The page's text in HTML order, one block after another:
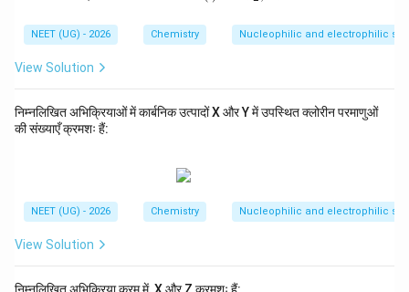
t{H}
_6 \x
arro
V प्र
काश}
right
arro
ext
NEET (UG) - 2026 Chemistry Nucleophilic and electrophilic
View Solution
निम्नलिखित अभिक्रियाओं में कार्बनिक उत्पादों X और Y में उपस्थित क्लोरीन परमाणुओं
की संख्याएँ क्रमशः हैं:
NEET (UG) - 2026 Chemistry Nucleophilic and electrophilic
View Solution